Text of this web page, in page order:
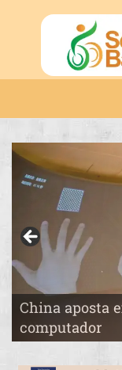
China aposta
computador
Pai constrói o
filha